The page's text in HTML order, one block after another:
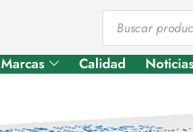
Marcas Calidad